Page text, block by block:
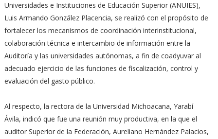
Universidades e Instituciones de Educación Superior (ANUIES),
Luis Armando González Placencia, se realizó con el propósito de
fortalecer los mecanismos de coordinación interinstitucional,
colaboración técnica e intercambio de información entre la
Auditoría y las universidades autónomas, a fin de coadyuvar al
adecuado ejercicio de las funciones de fiscalización, control y
evaluación del gasto público.
Al respecto, la rectora de la Universidad Michoacana, Yarabí
Ávila, indicó que fue una reunión muy productiva, en la que el
auditor Superior de la Federación, Aureliano Hernández Palacios,